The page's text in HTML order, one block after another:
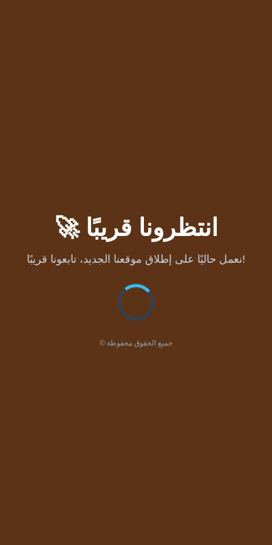
🚀 انتظرونا قريبًا
نعمل حاليًا على إطلاق موقعنا الجديد، تابعونا قريبًا!
© جميع الحقوق محفوظة